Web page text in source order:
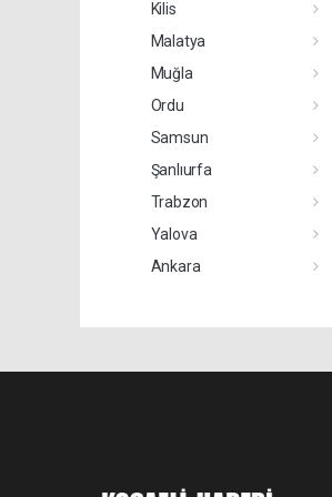
Kilis
Malatya
Muğla
Ordu
Samsun
Şanlıurfa
Trabzon
Yalova
Ankara